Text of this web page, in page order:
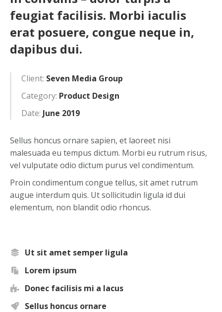
feugiat facilisis. Morbi iaculis
erat posuere, congue neque in,
dapibus dui.
Client: Seven Media Group
Category: Product Design
Date: June 2019
Sellus honcus ornare sapien, et laoreet nisi
malesuada eu tempus dictum. Morbi eu rutrum risus,
vel vulputate odio dictum purus vel condimentum.
Proin condimentum congue tellus, sit amet rutrum
augue interdum quis. Ut sollicitudin ligula id dui
elementum, non blandit odio rhoncus.
Ut sit amet semper ligula
Lorem ipsum
Donec facilisis mi a lacus
Sellus honcus ornare